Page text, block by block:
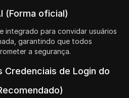
(Forma oficial)
integrado para convidar usuários
garantindo que todos
a segurança.
Credenciais de Login do